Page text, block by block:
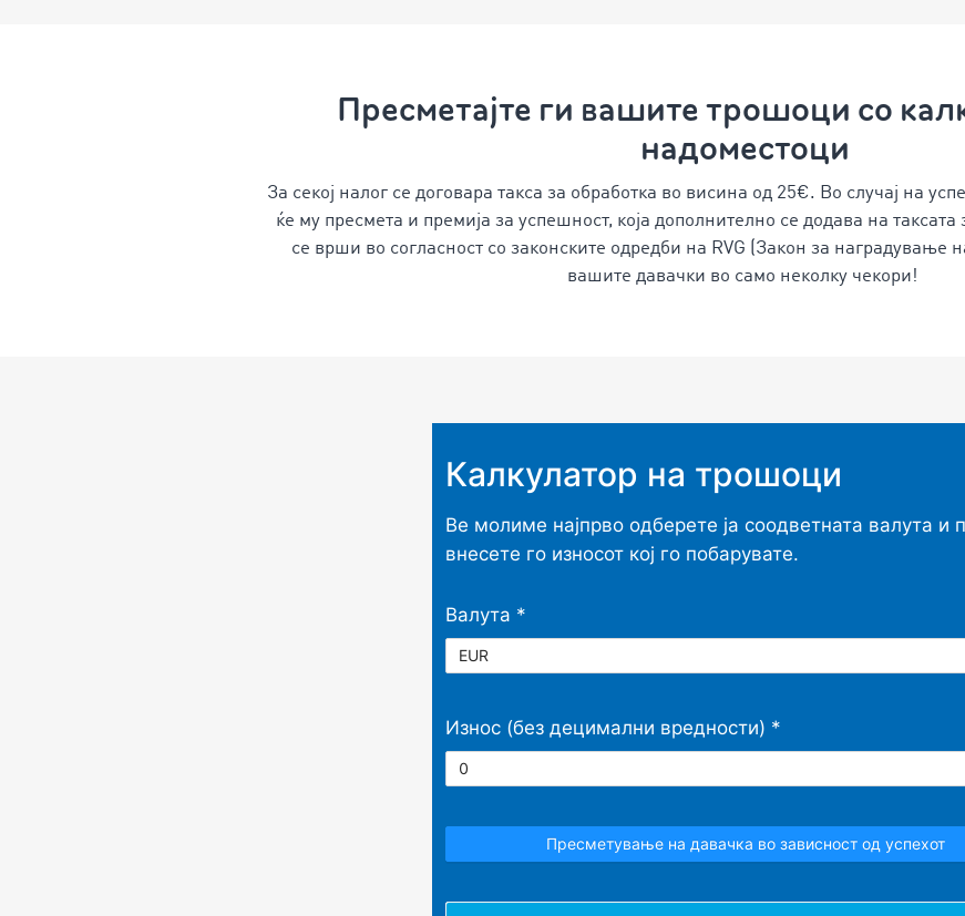
Пресметајте ги вашите трошоци со
надоместоци
За секој налог се договара такса за обработка во висина од 25€. Во случај на
ќе му пресмета и премија за успешност, која дополнително се додава на
се врши во согласност со законските одредби на RVG (Закон за наградување
вашите давачки во само неколку чекори!